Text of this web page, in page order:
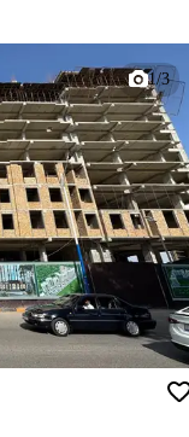
1/3